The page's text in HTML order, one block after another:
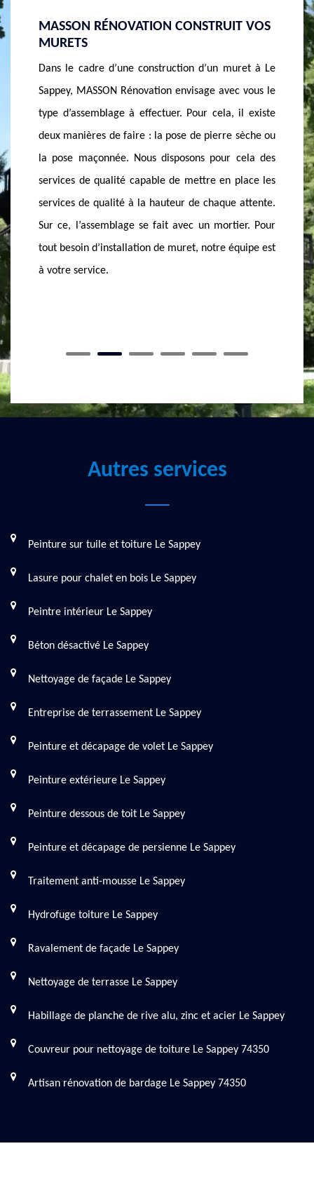
des
les
Pour
est
FAITES APPEL AU MEILLEUR POUR
RÉALISER VOS TRAVAUX DE
MAÇONNERIE À LE SAPPEY
MASSON Rénovation est là si vous recherchez une
entreprise de gros œuvre ou de maçonnerie à Le
Sappey 74350. C’est une entreprise sûre et capable
de réaliser une merveilleuse tâche, et elle est
opérationnelle à Le Sappey 74350 et son entourage.
Elle a en procession de meilleur maçon de toute la
région et capable de faire la réalisation de tous les
travaux de maçonnerie dans le délai fixé, aucun
retard à n’importe quelle condition de travail, C’est
Pour
des
un
obtenir
Autres services
Peinture sur tuile et toiture Le Sappey
Lasure pour chalet en bois Le Sappey
Peintre intérieur Le Sappey
Béton désactivé Le Sappey
Nettoyage de façade Le Sappey
Entreprise de terrassement Le Sappey
Peinture et décapage de volet Le Sappey
Peinture extérieure Le Sappey
Peinture dessous de toit Le Sappey
Peinture et décapage de persienne Le Sappey
Traitement anti-mousse Le Sappey
Hydrofuge toiture Le Sappey
Ravalement de façade Le Sappey
Nettoyage de terrasse Le Sappey
Habillage de planche de rive alu, zinc et acier Le Sappey
Couvreur pour nettoyage de toiture Le Sappey 74350
Artisan rénovation de bardage Le Sappey 74350